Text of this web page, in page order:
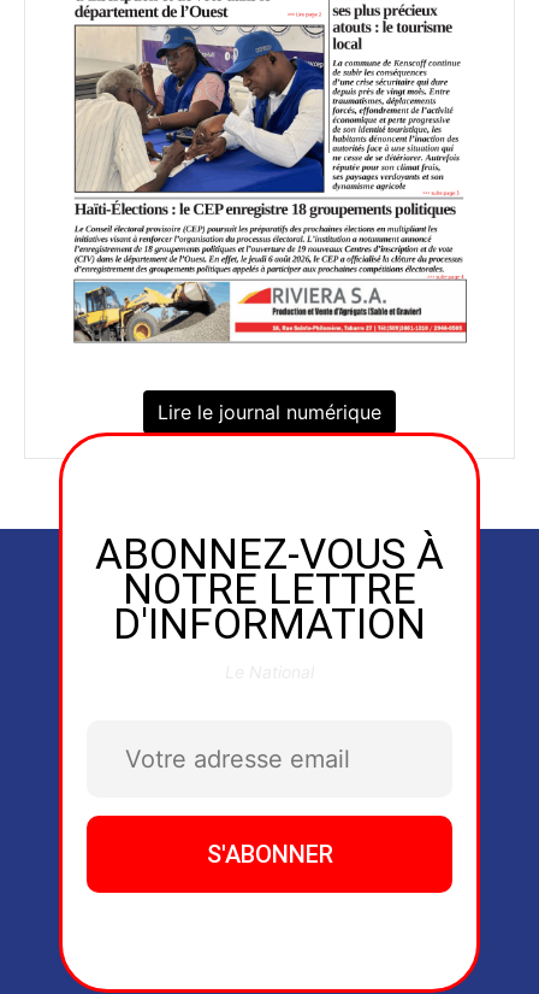
Lire le journal numérique
ABONNEZ-VOUS À
NOTRE LETTRE
D'INFORMATION